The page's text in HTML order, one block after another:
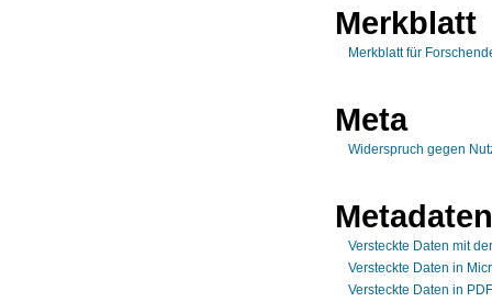
Merkblatt
Merkblatt für
Meta
Widerspruch gegen
Metadaten
Versteckte Daten mit
Versteckte Daten in
Versteckte Daten in